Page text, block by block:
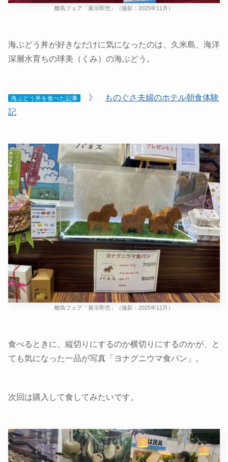
離島フェア「展示即売」（撮影：2025年11月）
海ぶどう丼が好きなだけに気になったのは、久米島、海洋
深層水育ちの球美（くみ）の海ぶどう。
海ぶどう丼を食べた記事 》
ものぐさ夫婦のホテル朝食体験
記
離島フェア「展示即売」（撮影：2025年11月）
食べるときに、縦切りにするのか横切りにするのかが、と
ても気になった一品が写真「ヨナグニウマ食パン」。
次回は購入して食してみたいです。